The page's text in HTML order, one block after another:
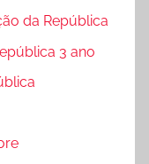
da República
3 ano